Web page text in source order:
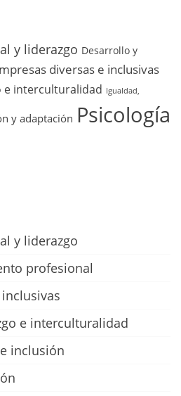
y liderazgo Desarrollo y
diversas e inclusivas
e interculturalidad Igualdad,
y adaptación Psicología
y liderazgo
profesional
e interculturalidad
inclusión